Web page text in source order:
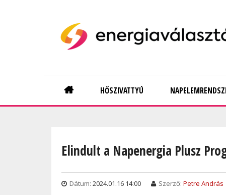
Main
navigation
HŐSZIVATTYÚ
Elindult a Napenergia Plusz
Dátum: 2024.01.16 14:00 Szerző: Petre András